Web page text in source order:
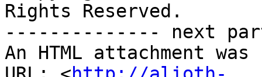
Rights Reserved.
-------------- next
An HTML attachment